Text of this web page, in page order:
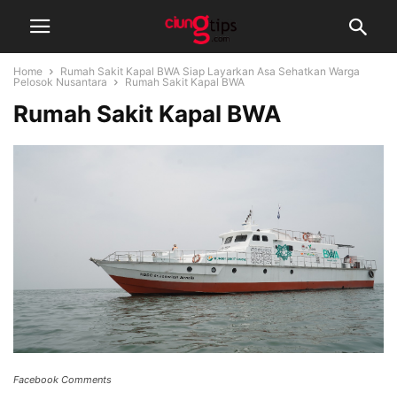
Home
Rumah Sakit Kapal BWA Siap Layarkan Asa Sehatkan Warga
Pelosok Nusantara
Rumah Sakit Kapal BWA
Rumah Sakit Kapal BWA
Facebook Comments